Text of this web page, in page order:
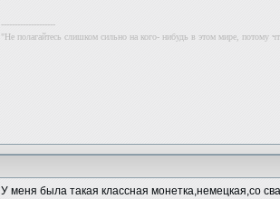
--------------------
"Не полагайтесь слишком сильно на кого- нибудь в этом мире, потому
У меня была такая классная монетка,немецкая,со